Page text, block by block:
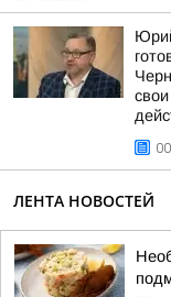
ЛЕНТА НОВОСТЕЙ